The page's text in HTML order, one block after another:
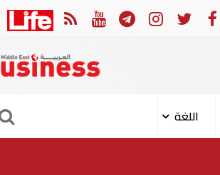
اعتماد الوسائل الدبلوماسية لمعالجة القضايا
اللغة